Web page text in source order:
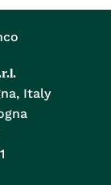
Italy